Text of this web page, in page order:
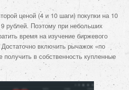
ценой (4 и 10 шаги) покупки на 10
рублей. Поэтому при небольших
время на изучение биржевого
включить рычажок «по
в собственность купленные